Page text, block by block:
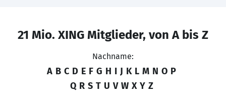
21 Mio. XING Mitglieder, von A bis Z
Nachname:
A B C D E F G H I J K L M N O P
Q R S T U V W X Y Z